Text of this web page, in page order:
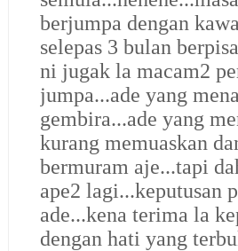
berjumpa dengan
selepas 3 bulan
ni jugak la macam2
jumpa...ade yang
gembira...ade yang
kurang memuaskan
bermuram aje...tapi
ape2 lagi...keputusan
ade...kena terima la
dengan hati yang